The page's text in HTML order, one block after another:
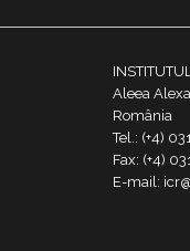
Aleea
România
Tel.: (+4)
Fax: (+4)
E-mail: